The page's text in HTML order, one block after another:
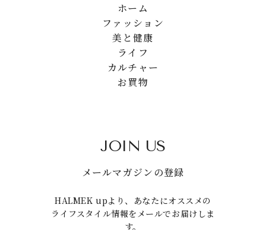
ホーム
ファッション
美と健康
ライフ
カルチャー
お買物
JOIN US
メールマガジンの登録
HALMEK upより、あなたにオススメの
ライフスタイル情報をメールでお届けしま
す。